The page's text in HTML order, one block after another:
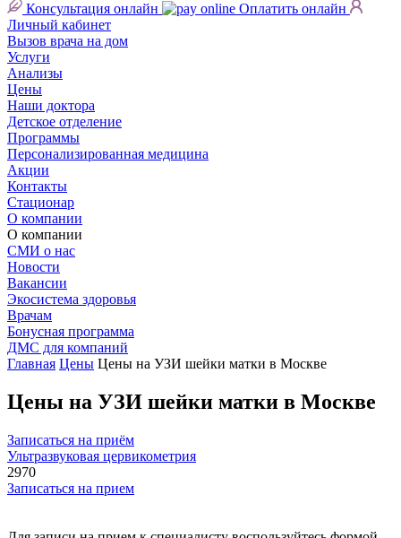
Консультация онлайн
Оплатить онлайн
Личный кабинет
Вызов врача на дом
Услуги
Анализы
Цены
Наши доктора
Детское отделение
Программы
Персонализированная медицина
Акции
Контакты
Стационар
О компании
О компании
СМИ о нас
Новости
Вакансии
Экосистема здоровья
Врачам
Бонусная программа
ДМС для компаний
Главная Цены Цены на УЗИ шейки матки в Москве
Цены на УЗИ шейки матки в Москве
Записаться на приём
Ультразвуковая цервикометрия
2970
Записаться на прием